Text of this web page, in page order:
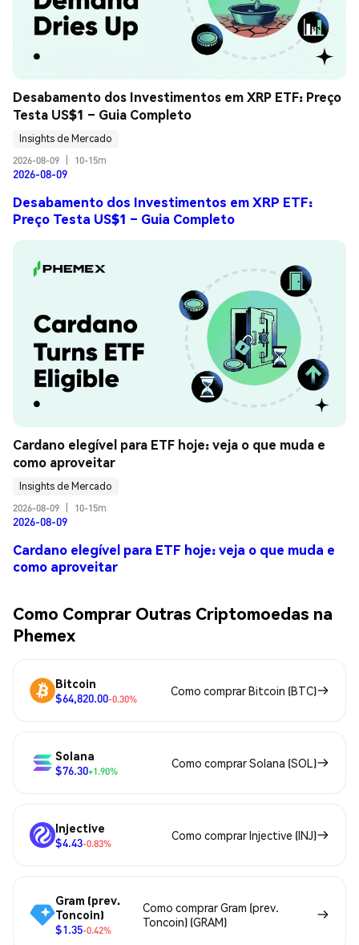
Desabamento dos Investimentos em XRP ETF: Preço
Testa US$1 – Guia Completo
Insights de Mercado
2026-08-09
10-15m
2026-08-09
Desabamento dos Investimentos em XRP ETF:
Preço Testa US$1 – Guia Completo
Cardano elegível para ETF hoje: veja o que muda e
como aproveitar
Insights de Mercado
2026-08-09
10-15m
2026-08-09
Cardano elegível para ETF hoje: veja o que muda e
como aproveitar
Como Comprar Outras Criptomoedas na
Phemex
Bitcoin
$64,820.00-0.30%
Como comprar Bitcoin (BTC)
Solana
$76.30+1.90%
Como comprar Solana (SOL)
Injective
$4.43-0.83%
Como comprar Injective (INJ)
Gram (prev.
Toncoin)
$1.35-0.42%
Como comprar Gram (prev.
Toncoin) (GRAM)